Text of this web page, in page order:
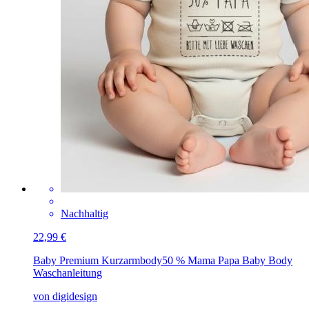
Nachhaltig
22,99 €
Baby Premium Kurzarmbody50 % Mama Papa Baby Body
Waschanleitung
von digidesign